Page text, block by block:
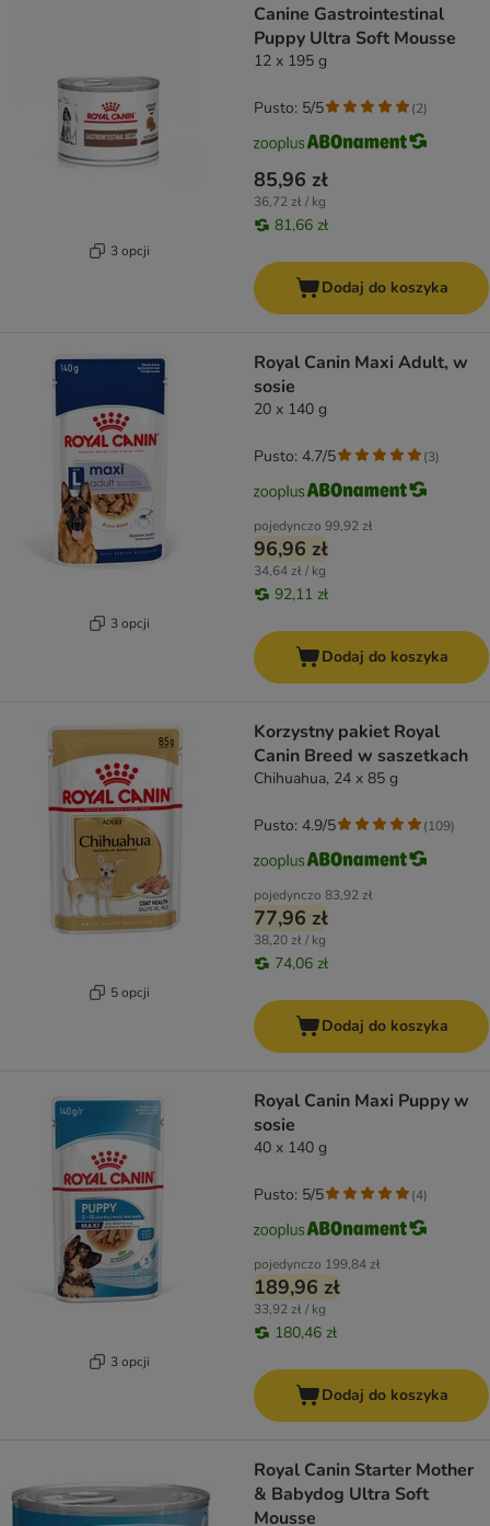
3 opcji
Canine Gastrointestinal
Puppy Ultra Soft Mousse
12 x 195 g
85,96 zł
36,72 zł / kg
81,66 zł
Pusto: 5/5 (2)
Dodaj do koszyka
3 opcji
Royal Canin Maxi Adult, w
sosie
20 x 140 g
pojedynczo 99,92 zł
96,96 zł
34,64 zł / kg
92,11 zł
Pusto: 4.7/5 (3)
Dodaj do koszyka
5 opcji
Korzystny pakiet Royal
Canin Breed w saszetkach
Chihuahua, 24 x 85 g
pojedynczo 83,92 zł
77,96 zł
38,20 zł / kg
74,06 zł
Pusto: 4.9/5 (109)
Dodaj do koszyka
3 opcji
Royal Canin Maxi Puppy w
sosie
40 x 140 g
pojedynczo 199,84 zł
189,96 zł
33,92 zł / kg
180,46 zł
Pusto: 5/5 (4)
Dodaj do koszyka
Royal Canin Starter Mother
& Babydog Ultra Soft
Mousse